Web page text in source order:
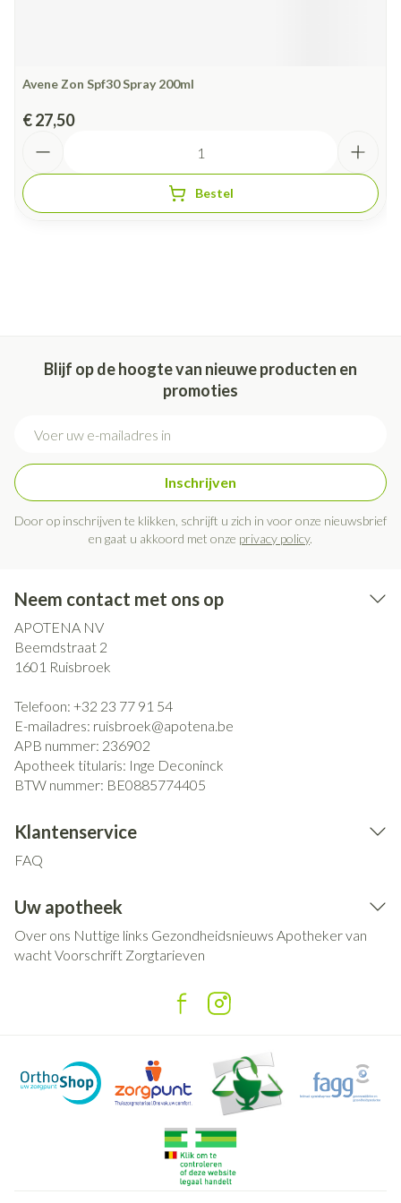
Avene Zon Spf30 Spray 200ml
€ 27,50
Bestel
Blijf op de hoogte van nieuwe producten en
promoties
Inschrijven
Door op inschrijven te klikken, schrijft u zich in voor onze nieuwsbrief
en gaat u akkoord met onze privacy policy.
Neem contact met ons op
APOTENA NV
Beemdstraat 2
1601 Ruisbroek
Telefoon: +32 23 77 91 54
E-mailadres: ruisbroek@apotena.be
APB nummer: 236902
Apotheek titularis: Inge Deconinck
BTW nummer: BE0885774405
Klantenservice
FAQ
Uw apotheek
Over ons Nuttige links Gezondheidsnieuws Apotheker van
wachtVoorschrift Zorgtarieven